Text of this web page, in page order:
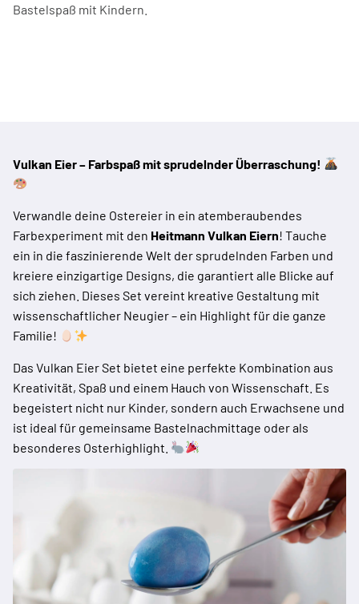
Bastelspaß mit Kindern.
Vulkan Eier – Farbspaß mit sprudelnder Überraschung!
Verwandle deine Ostereier in ein atemberaubendes
Farbexperiment mit den Heitmann Vulkan Eiern! Tauche
ein in die faszinierende Welt der sprudelnden Farben und
kreiere einzigartige Designs, die garantiert alle Blicke auf
sich ziehen. Dieses Set vereint kreative Gestaltung mit
wissenschaftlicher Neugier – ein Highlight für die ganze
Familie!
Das Vulkan Eier Set bietet eine perfekte Kombination aus
Kreativität, Spaß und einem Hauch von Wissenschaft. Es
begeistert nicht nur Kinder, sondern auch Erwachsene und
ist ideal für gemeinsame Bastelnachmittage oder als
besonderes Osterhighlight.